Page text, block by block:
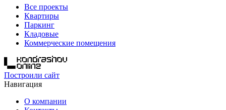
Все проекты
Квартиры
Паркинг
Кладовые
Коммерческие помещения
Построили сайт
Навигация
О компании